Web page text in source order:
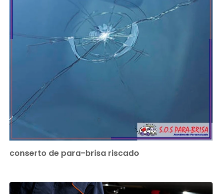
conserto de para-brisa riscado